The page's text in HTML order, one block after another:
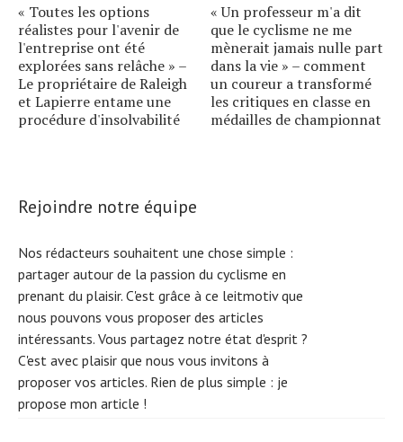
« Toutes les options
réalistes pour l'avenir de
l'entreprise ont été
explorées sans relâche » –
Le propriétaire de Raleigh
et Lapierre entame une
procédure d'insolvabilité
« Un professeur m'a dit
que le cyclisme ne me
mènerait jamais nulle part
dans la vie » – comment
un coureur a transformé
les critiques en classe en
médailles de championnat
Rejoindre notre équipe
Nos rédacteurs souhaitent une chose simple :
partager autour de la passion du cyclisme en
prenant du plaisir. C'est grâce à ce leitmotiv que
nous pouvons vous proposer des articles
intéressants. Vous partagez notre état d'esprit ?
C'est avec plaisir que nous vous invitons à
proposer vos articles. Rien de plus simple : je
propose mon article !